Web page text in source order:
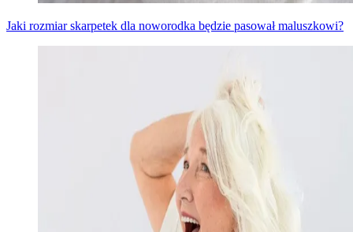
Jaki rozmiar skarpetek dla noworodka będzie pasował maluszkowi?